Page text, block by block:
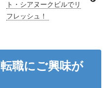
ト・シアヌークビルでリ
フレッシュ！
職にご興味が